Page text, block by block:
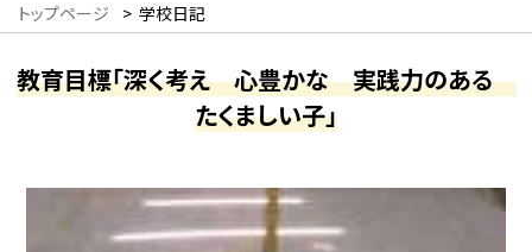
トップページ > 学校日記
教育目標「深く考え 心豊かな 実践力のある
たくましい子」